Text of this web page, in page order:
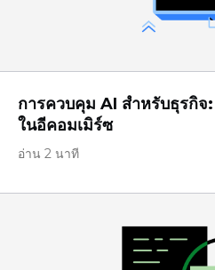
การควบคุม AI สำหรับธุรกิจ
ในอีคอมเมิร์ซ
อ่าน 2 นาที